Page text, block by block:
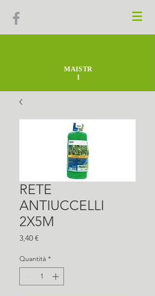
MAISTR
I
RETE
ANTIUCCELLI
2X5M
3,40 €
Quantità *